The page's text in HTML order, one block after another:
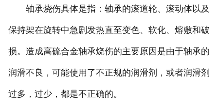
轴承烧伤具体是指：轴承的滚道轮、滚动体以及
保持架在旋转中急剧发热直至变色、软化、熔敷和破
损。造成高硫合金轴承烧伤的主要原因是由于轴承的
润滑不良，可能使用了不正规的润滑剂，或者润滑剂
过多，过少，都是不正确的。